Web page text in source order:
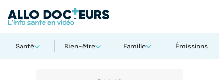
Santé Bien-être Famille Émissions